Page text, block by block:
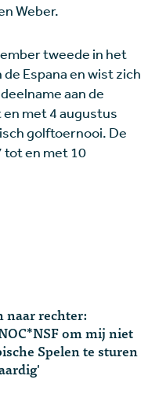
Weber.
tweede in het
Espana en wist zich
aan de
en met 4 augustus
golftoernooi. De
tot en met 10
naar rechter:
om mij niet
Spelen te sturen